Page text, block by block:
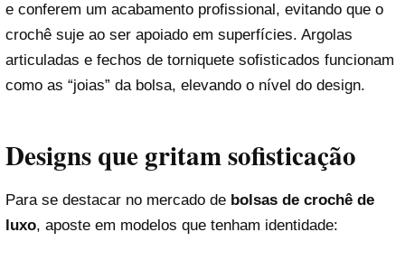
e conferem um acabamento profissional, evitando que o
crochê suje ao ser apoiado em superfícies. Argolas
articuladas e fechos de torniquete sofisticados funcionam
como as “joias” da bolsa, elevando o nível do design.
Designs que gritam sofisticação
Para se destacar no mercado de bolsas de crochê de
luxo, aposte em modelos que tenham identidade: